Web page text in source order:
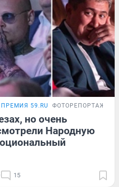
59.RU ФОТОРЕПОРТАЖ
но очень
Народную
15